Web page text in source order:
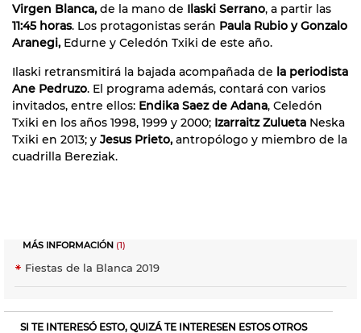
Virgen Blanca, de la mano de Ilaski Serrano, a partir las
11:45 horas. Los protagonistas serán Paula Rubio y Gonzalo
Aranegi, Edurne y Celedón Txiki de este año.
Ilaski retransmitirá la bajada acompañada de la periodista
Ane Pedruzo. El programa además, contará con varios
invitados, entre ellos: Endika Saez de Adana, Celedón
Txiki en los años 1998, 1999 y 2000; Izarraitz Zulueta Neska
Txiki en 2013; y Jesus Prieto, antropólogo y miembro de la
cuadrilla Bereziak.
MÁS INFORMACIÓN (1)
Fiestas de la Blanca 2019
SI TE INTERESÓ ESTO, QUIZÁ TE INTERESEN ESTOS OTROS